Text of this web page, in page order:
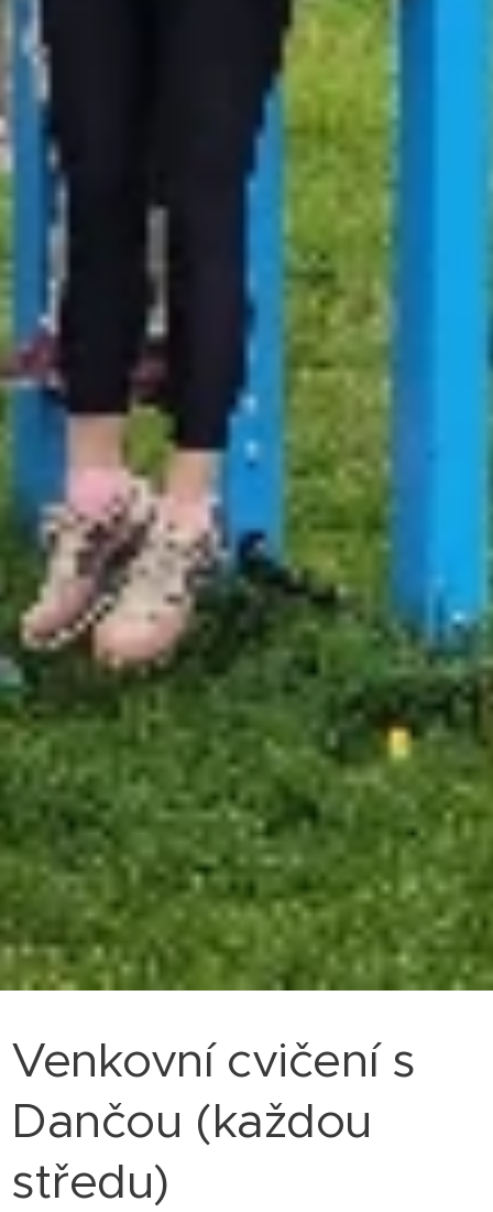
Venkovní cvičení s
Dančou (každou
středu)